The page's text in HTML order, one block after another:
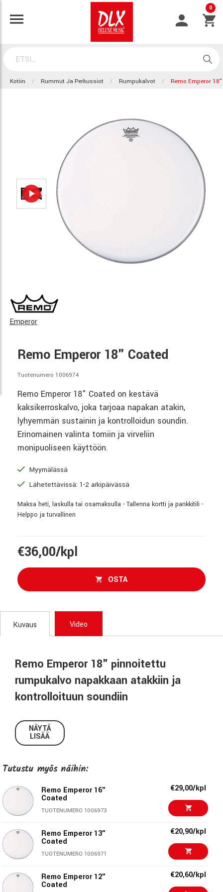
0
Kotiin Rummut Ja Perkussiot Rumpukalvot Remo Emperor
Emperor
Remo Emperor 18" Coated
Tuotenumero 1006974
Remo Emperor 18" Coated on kestävä
kaksikerroskalvo, joka tarjoaa napakan atakin,
lyhyemmän sustainin ja kontrolloidun soundin.
Erinomainen valinta tomiin ja virveliin
monipuoliseen käyttöön.
Myymälässä
Lähetettävissä: 1-2 arkipäivässä
Maksa heti, laskulla tai osamaksulla - Tallenna kortti ja pankkitili -
Helppo ja turvallinen
€36,00/kpl
OSTA
Kuvaus Video
Remo Emperor 18" pinnoitettu
rumpukalvo napakkaan atakkiin ja
kontrolloituun soundiin
joka tarjoaa erinomaisen yhdistelmän kestävyyttä,
kontrollia ja selkeää atakkia. Mattavalkoinen pinnoitettu
taas kaksikerrosrakenne lyhentää sustainia ja tekee
soinnista tiiviimmän.
Emperor-sarja on pitkään ollut suosittu valinta rock-, funk-
ja R&B-rumpaleiden keskuudessa. Kalvo tarjoaa reippaan
erinomaisesti sekä lavalla että studiossa.
Miksi valita Remo Emperor 18" pinnoitettu
18" pinnoitettu kaksikerroskalvo
NÄYTÄ
LISÄÄ
Tutustu myös näihin:
Remo Emperor 16"
Coated
TUOTENUMERO 1006973
€29,00/kpl
Remo Emperor 13"
Coated
TUOTENUMERO 1006971
€20,90/kpl
Remo Emperor 12"
Coated
€20,60/kpl